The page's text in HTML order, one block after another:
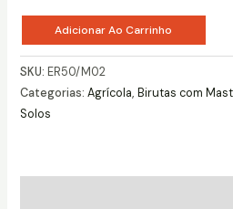
Adicionar Ao Carrinho
SKU: ER50/M02
Categorias: Agrícola, Birutas com
Solos